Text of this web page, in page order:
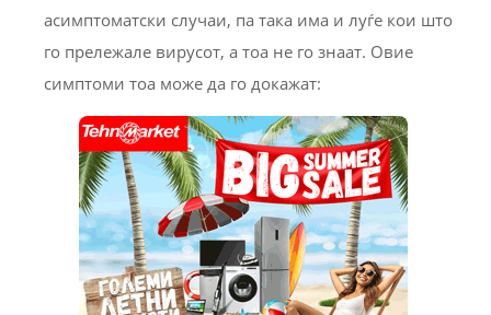
асимптоматски случаи, па така има и луѓе кои што
го прележале вирусот, а тоа не го знаат. Овие
симптоми тоа може да го докажат: